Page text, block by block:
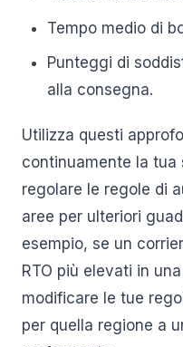
Tempo medio di
Punteggi di
alla consegna.
Utilizza questi
continuamente la
regolare le regole di
aree per ulteriori
esempio, se un
RTO più elevati in
modificare le tue
per quella regione a